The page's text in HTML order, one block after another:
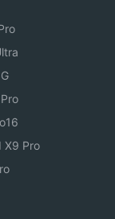
X9 Pro